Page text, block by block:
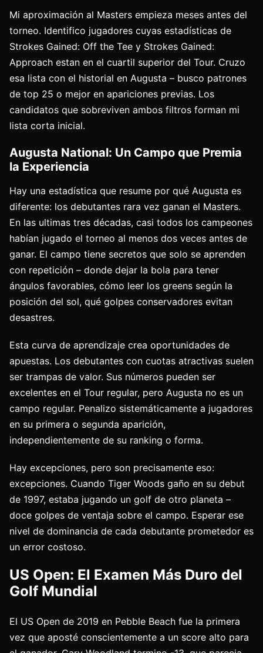
Mi aproximación al Masters empieza meses antes del
torneo. Identifico jugadores cuyas estadísticas de
Strokes Gained: Off the Tee y Strokes Gained:
Approach estan en el cuartil superior del Tour. Cruzo
esa lista con el historial en Augusta – busco patrones
de top 25 o mejor en apariciones previas. Los
candidatos que sobreviven ambos filtros forman mi
lista corta inicial.
Augusta National: Un Campo que Premia
la Experiencia
Hay una estadística que resume por qué Augusta es
diferente: los debutantes rara vez ganan el Masters.
En las ultimas tres décadas, casi todos los campeones
habían jugado el torneo al menos dos veces antes de
ganar. El campo tiene secretos que solo se aprenden
con repetición – donde dejar la bola para tener
ángulos favorables, cómo leer los greens según la
posición del sol, qué golpes conservadores evitan
desastres.
Esta curva de aprendizaje crea oportunidades de
apuestas. Los debutantes con cuotas atractivas suelen
ser trampas de valor. Sus números pueden ser
excelentes en el Tour regular, pero Augusta no es un
campo regular. Penalizo sistemáticamente a jugadores
en su primera o segunda aparición,
independientemente de su ranking o forma.
Hay excepciones, pero son precisamente eso:
excepciones. Cuando Tiger Woods gaño en su debut
de 1997, estaba jugando un golf de otro planeta –
doce golpes de ventaja sobre el campo. Esperar ese
nivel de dominancia de cada debutante prometedor es
un error costoso.
US Open: El Examen Más Duro del
Golf Mundial
El US Open de 2019 en Pebble Beach fue la primera
vez que aposté conscientemente a un score alto para